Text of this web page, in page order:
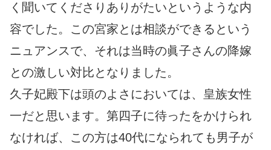
く聞いてくださりありがたいというような内
容でした。この宮家とは相談ができるという
ニュアンスで、それは当時の眞子さんの降嫁
との激しい対比となりました。
久子妃殿下は頭のよさにおいては、皇族女性
一だと思います。第四子に待ったをかけられ
なければ、この方は40代になられても男子が